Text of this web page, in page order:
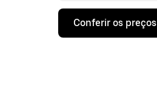
Pressione
seta
Conferir os preços